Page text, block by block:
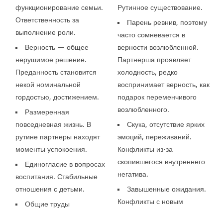
функционирование семьи.
Ответственность за
выполнение роли.
Верность — общее
нерушимое решение.
Преданность становится
некой номинальной
гордостью, достижением.
Размеренная
повседневная жизнь. В
рутине партнеры находят
моменты успокоения.
Единогласие в вопросах
воспитания. Стабильные
отношения с детьми.
Общие труды
Рутинное существование.
Парень ревнив, поэтому
часто сомневается в
верности возлюбленной.
Партнерша проявляет
холодность, редко
воспринимает верность, как
подарок переменчивого
возлюбленного.
Скука, отсутствие ярких
эмоций, переживаний.
Конфликты из-за
скопившегося внутреннего
негатива.
Завышенные ожидания.
Конфликты с новым